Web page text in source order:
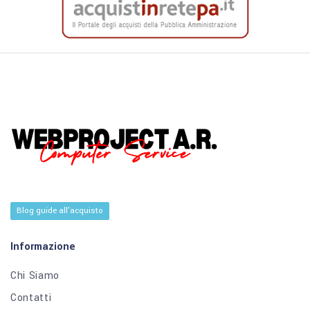
Blog guide all'acquisto
Informazione
Chi Siamo
Contatti